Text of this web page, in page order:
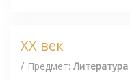
XX век
/ Предмет:Литература